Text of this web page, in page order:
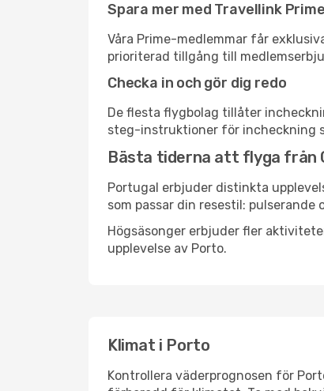
Spara mer med Travellink Prime
Våra Prime-medlemmar får
prioriterad tillgång till
Checka in och gör dig redo
De flesta flygbolag tillåter
steg-instruktioner för incheckning
Bästa tiderna att flyga från
Portugal erbjuder distinkta
som passar din resestil:
Högsäsonger erbjuder fler
upplevelse av Porto.
Klimat i Porto
Kontrollera väderprognosen för